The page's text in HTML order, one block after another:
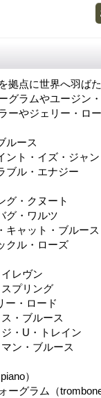
拠点に世界へ羽ば
グラムやユージン
ーやジェリー・ロ
ルース
ント・イズ・ジャ
ブル・エナジー
グ・クヌート
グ・ワルツ
キャット・ブルース
クル・ローズ
レヴン
プリング
ー・ロード
・ブルース
・U・トレイン
ン・ブルース
）
ーグラム（trombone